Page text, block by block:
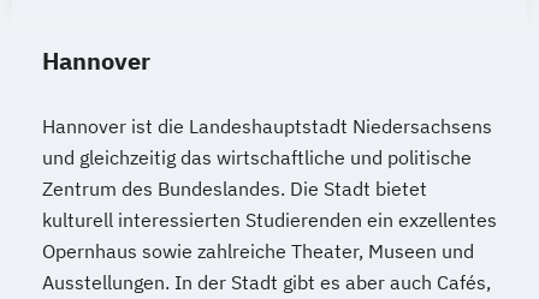
Hannover
Hannover ist die Landeshauptstadt Niedersachsens
und gleichzeitig das wirtschaftliche und politische
Zentrum des Bundeslandes. Die Stadt bietet
kulturell interessierten Studierenden ein exzellentes
Opernhaus sowie zahlreiche Theater, Museen und
Ausstellungen. In der Stadt gibt es aber auch Cafés,